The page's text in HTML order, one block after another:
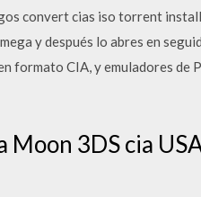
convert cias iso torrent
y después lo abres en
formato CIA, y emuladores de
3DS cia